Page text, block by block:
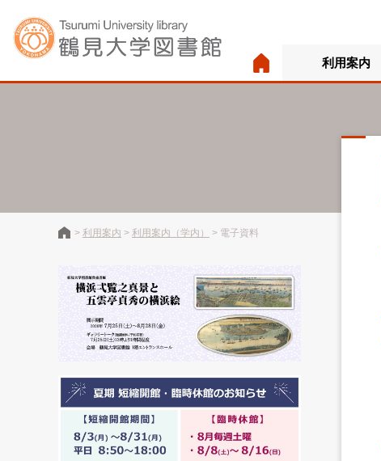
利用案内
> 利用案内 > 利用案内（学内） > 電子資料